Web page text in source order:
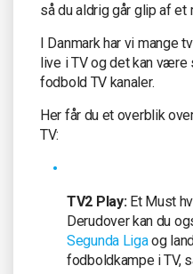
så du aldrig går glip af et
I Danmark har vi mange
live i TV og det kan
fodbold TV kanaler.
Her får du et overblik
TV:
TV2 Play: Et Must
Derudover kan du
Segunda Ligaog
fodboldkampe i TV,